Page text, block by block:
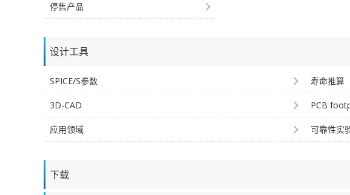
停售产品
设计工具
SPICE/S参数 寿命推算
3D-CAD PCB
应用领域 可靠性实
下载